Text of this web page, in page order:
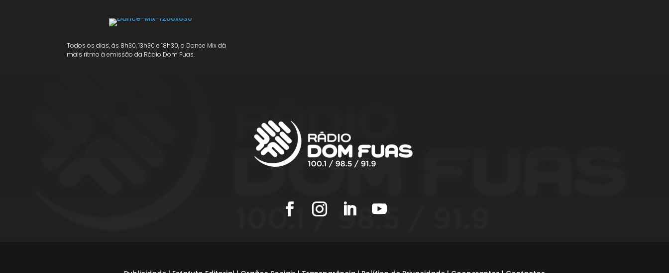
Todos os dias, às 8h30, 13h30 e 18h30, o Dance Mix dá
mais ritmo à emissão da Rádio Dom Fuas.